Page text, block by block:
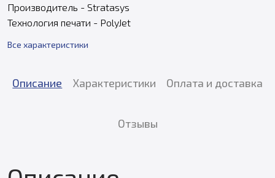
Производитель - Stratasys
Технология печати - PolyJet
Все характеристики
Описание Характеристики Оплата и доставка
Отзывы